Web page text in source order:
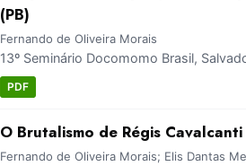
(PB)
Fernando de Oliveira Morais
13º Seminário Docomomo Brasil,
PDF
O Brutalismo de Régis Cavalcanti
Fernando de Oliveira Morais; Elis Dantas